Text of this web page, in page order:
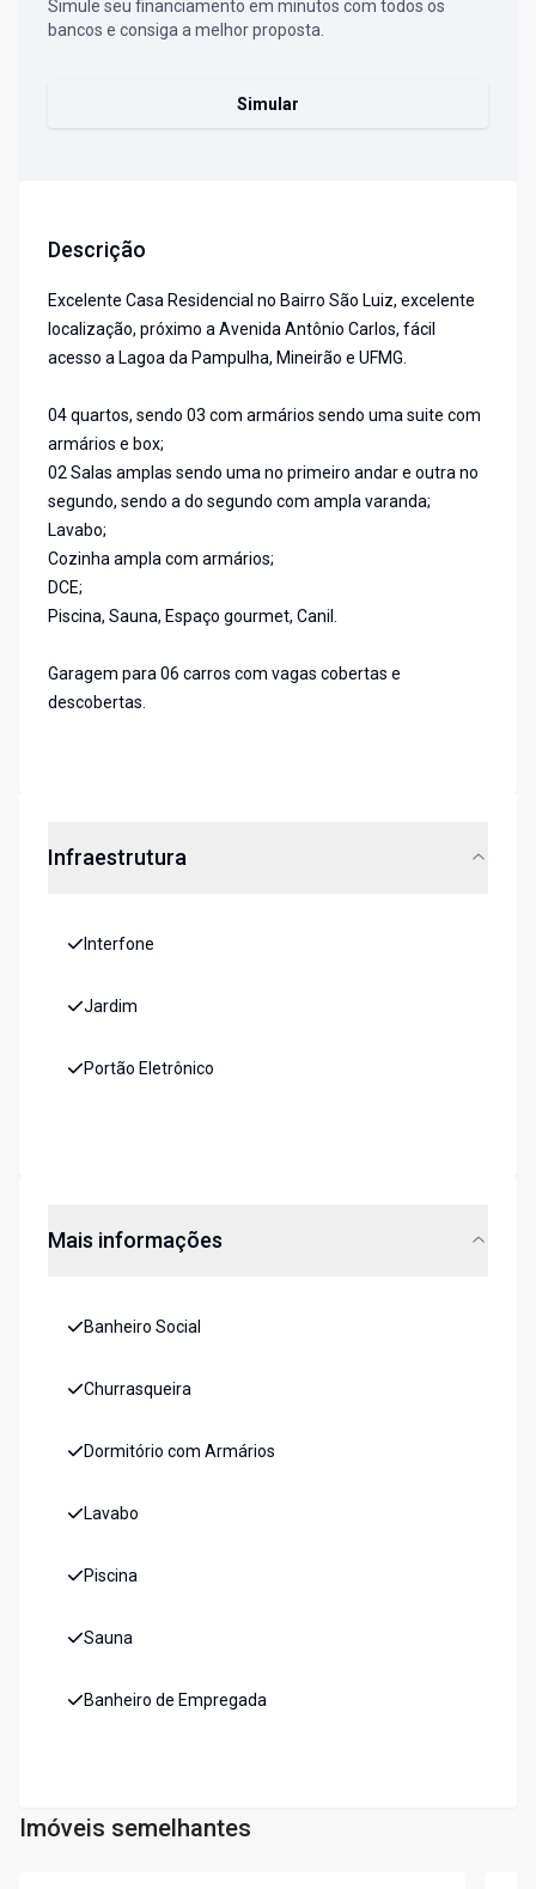
Simule seu financiamento em minutos com todos os
bancos e consiga a melhor proposta.
Simular
Descrição
Excelente Casa Residencial no Bairro São Luiz, excelente
localização, próximo a Avenida Antônio Carlos, fácil
acesso a Lagoa da Pampulha, Mineirão e UFMG.
04 quartos, sendo 03 com armários sendo uma suite com
armários e box;
02 Salas amplas sendo uma no primeiro andar e outra no
segundo, sendo a do segundo com ampla varanda;
Lavabo;
Cozinha ampla com armários;
DCE;
Piscina, Sauna, Espaço gourmet, Canil.
Garagem para 06 carros com vagas cobertas e
descobertas.
Infraestrutura
Interfone
Jardim
Portão Eletrônico
Mais informações
Banheiro Social
Churrasqueira
Dormitório com Armários
Lavabo
Piscina
Sauna
Banheiro de Empregada
Imóveis semelhantes